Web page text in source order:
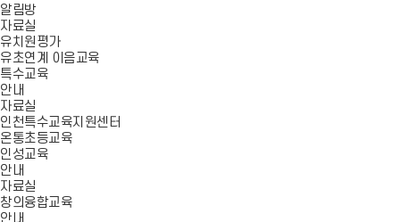
알림방
자료실
유치원평가
유초연계 이음교육
특수교육
안내
자료실
인천특수교육지원센터
온통초등교육
인성교육
안내
자료실
창의융합교육
안내